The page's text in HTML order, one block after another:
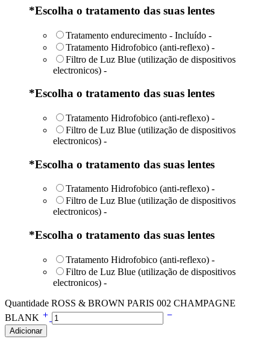
*Escolha o tratamento das suas lentes
Tratamento endurecimento - Incluído -
Tratamento Hidrofobico (anti-reflexo) -
Filtro de Luz Blue (utilização de dispositivos
electronicos) -
*Escolha o tratamento das suas lentes
Tratamento Hidrofobico (anti-reflexo) -
Filtro de Luz Blue (utilização de dispositivos
electronicos) -
*Escolha o tratamento das suas lentes
Tratamento Hidrofobico (anti-reflexo) -
Filtro de Luz Blue (utilização de dispositivos
electronicos) -
*Escolha o tratamento das suas lentes
Tratamento Hidrofobico (anti-reflexo) -
Filtro de Luz Blue (utilização de dispositivos
electronicos) -
Quantidade ROSS & BROWN PARIS 002 CHAMPAGNE
BLANK
Adicionar